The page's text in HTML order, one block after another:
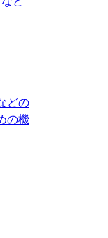
どの
の機